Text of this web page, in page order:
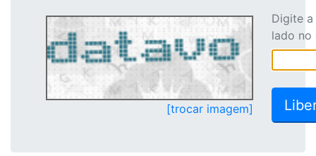
[trocar imagem]
Digite
lado no